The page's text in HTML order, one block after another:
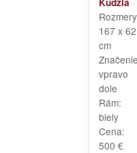
167 x 62
cm
vpravo
dole
Rám:
biely
Cena:
500 €